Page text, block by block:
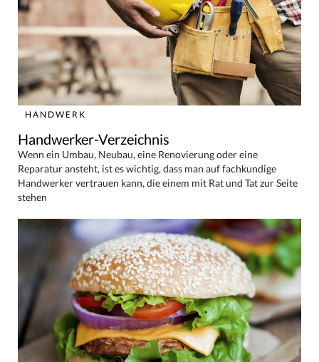
HANDWERK
Handwerker-Verzeichnis
Wenn ein Umbau, Neubau, eine Renovierung oder eine
Reparatur ansteht, ist es wichtig, dass man auf fachkundige
Handwerker vertrauen kann, die einem mit Rat und Tat zur Seite
stehen